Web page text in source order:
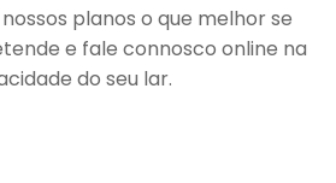
planos o que melhor se
e fale connosco online na
do seu lar.